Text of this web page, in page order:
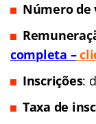
Número de
completa –
Inscrições:
Taxa de